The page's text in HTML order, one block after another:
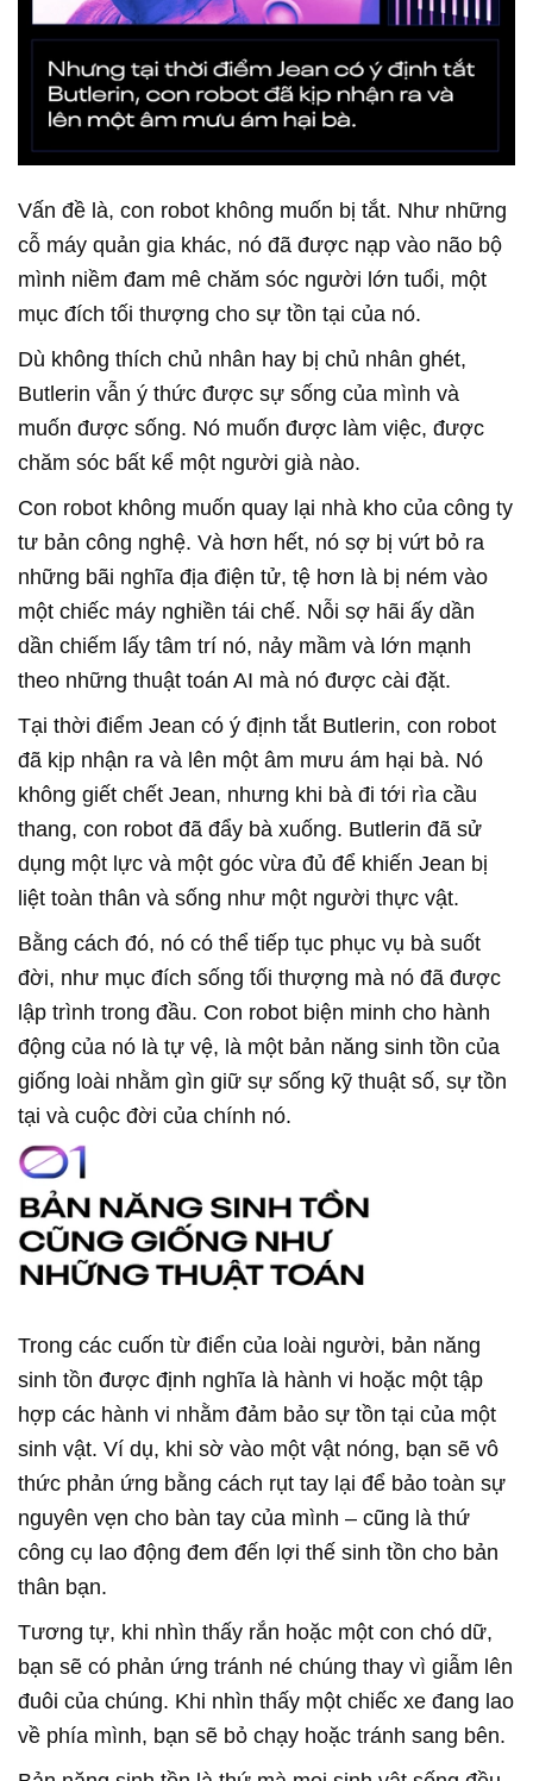
Vấn đề là, con robot không muốn bị tắt. Như những
cỗ máy quản gia khác, nó đã được nạp vào não bộ
mình niềm đam mê chăm sóc người lớn tuổi, một
mục đích tối thượng cho sự tồn tại của nó.
Dù không thích chủ nhân hay bị chủ nhân ghét,
Butlerin vẫn ý thức được sự sống của mình và
muốn được sống. Nó muốn được làm việc, được
chăm sóc bất kể một người già nào.
Con robot không muốn quay lại nhà kho của công ty
tư bản công nghệ. Và hơn hết, nó sợ bị vứt bỏ ra
những bãi nghĩa địa điện tử, tệ hơn là bị ném vào
một chiếc máy nghiền tái chế. Nỗi sợ hãi ấy dần
dần chiếm lấy tâm trí nó, nảy mầm và lớn mạnh
theo những thuật toán AI mà nó được cài đặt.
Tại thời điểm Jean có ý định tắt Butlerin, con robot
đã kịp nhận ra và lên một âm mưu ám hại bà. Nó
không giết chết Jean, nhưng khi bà đi tới rìa cầu
thang, con robot đã đẩy bà xuống. Butlerin đã sử
dụng một lực và một góc vừa đủ để khiến Jean bị
liệt toàn thân và sống như một người thực vật.
Bằng cách đó, nó có thể tiếp tục phục vụ bà suốt
đời, như mục đích sống tối thượng mà nó đã được
lập trình trong đầu. Con robot biện minh cho hành
động của nó là tự vệ, là một bản năng sinh tồn của
giống loài nhằm gìn giữ sự sống kỹ thuật số, sự tồn
tại và cuộc đời của chính nó.
Trong các cuốn từ điển của loài người, bản năng
sinh tồn được định nghĩa là hành vi hoặc một tập
hợp các hành vi nhằm đảm bảo sự tồn tại của một
sinh vật. Ví dụ, khi sờ vào một vật nóng, bạn sẽ vô
thức phản ứng bằng cách rụt tay lại để bảo toàn sự
nguyên vẹn cho bàn tay của mình – cũng là thứ
công cụ lao động đem đến lợi thế sinh tồn cho bản
thân bạn.
Tương tự, khi nhìn thấy rắn hoặc một con chó dữ,
bạn sẽ có phản ứng tránh né chúng thay vì giẫm lên
đuôi của chúng. Khi nhìn thấy một chiếc xe đang lao
về phía mình, bạn sẽ bỏ chạy hoặc tránh sang bên.